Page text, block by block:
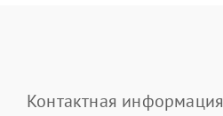
Контактная информация